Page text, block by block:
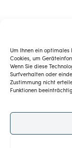
Um Ihnen ein optimales
Cookies, um
Wenn Sie diese
Surfverhalten oder
Zustimmung nicht
Funktionen